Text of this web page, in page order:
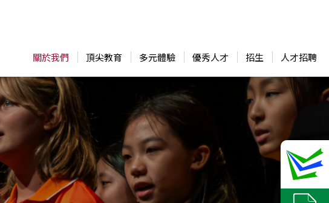
關於我們 頂尖教育 多元體驗 優秀人才 招生 人才招聘